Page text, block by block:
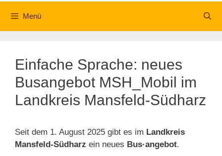
Menü
Einfache Sprache: neues
Busangebot MSH_Mobil im
Landkreis Mansfeld-Südharz
Seit dem 1. August 2025 gibt es im Landkreis
Mansfeld-Südharz ein neues Bus·angebot.